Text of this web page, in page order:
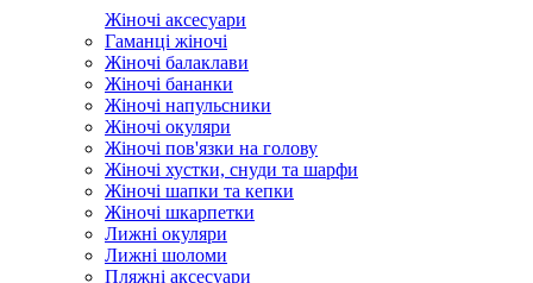
Жіночі аксесуари
Гаманці жіночі
Жіночі балаклави
Жіночі бананки
Жіночі напульсники
Жіночі окуляри
Жіночі пов'язки на голову
Жіночі хустки, снуди та шарфи
Жіночі шапки та кепки
Жіночі шкарпетки
Лижні окуляри
Лижні шоломи
Пляжні аксесуари